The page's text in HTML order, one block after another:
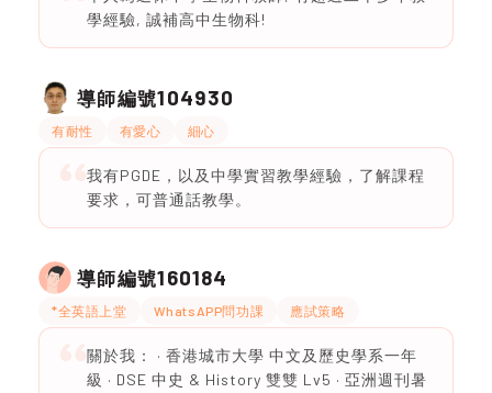
學經驗, 誠補高中生物科!
導師編號104930
有耐性 有愛心 細心
我有PGDE，以及中學實習教學經驗，了解課程
要求，可普通話教學。
導師編號160184
*全英語上堂 WhatsAPP問功課 應試策略
關於我： · 香港城市大學 中文及歷史學系一年
級 · DSE 中史 & History 雙雙 Lv5 · 亞洲週刊暑